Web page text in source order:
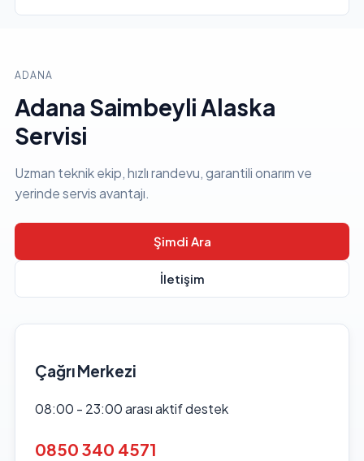
ADANA
Adana Saimbeyli Alaska
Servisi
Uzman teknik ekip, hızlı randevu, garantili onarım ve
yerinde servis avantajı.
Şimdi Ara
İletişim
Çağrı Merkezi
08:00 - 23:00 arası aktif destek
0850 340 4571